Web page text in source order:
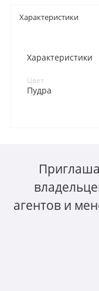
Характеристики
Характеристики
Цвет
Пудра
агентов и